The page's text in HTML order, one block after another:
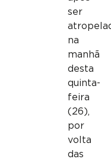
ser
na
manhã
desta
quinta-
feira
(26),
por
volta
das